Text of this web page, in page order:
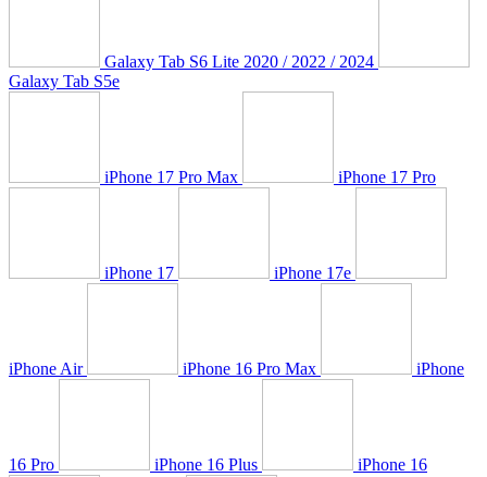
Galaxy Tab S6 Lite 2020 / 2022 / 2024
Galaxy Tab S5e
iPhone 17 Pro Max iPhone 17 Pro
iPhone 17 iPhone 17e
iPhone Air iPhone 16 Pro Max iPhone
16 Pro iPhone 16 Plus iPhone 16